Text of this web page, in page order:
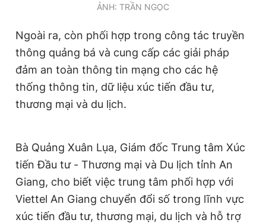
ẢNH: TRẦN NGỌC
Ngoài ra, còn phối hợp trong công tác truyền
thông quảng bá và cung cấp các giải pháp
đảm an toàn thông tin mạng cho các hệ
thống thông tin, dữ liệu xúc tiến đầu tư,
thương mại và du lịch.
Bà Quảng Xuân Lụa, Giám đốc Trung tâm Xúc
tiến Đầu tư - Thương mại và Du lịch tỉnh An
Giang, cho biết việc trung tâm phối hợp với
Viettel An Giang chuyển đổi số trong lĩnh vực
xúc tiến đầu tư, thương mại, du lịch và hỗ trợ